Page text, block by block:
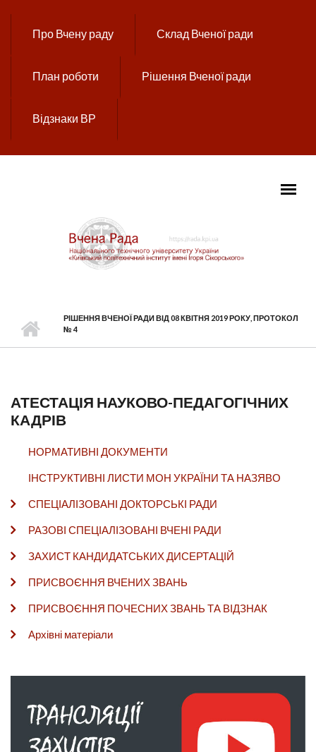
Про Вчену раду Склад Вченої ради
План роботи Рішення Вченої ради
Відзнаки ВР
РІШЕННЯ ВЧЕНОЇ РАДИ ВІД 08 КВІТНЯ 2019 РОКУ, ПРОТОКОЛ
№ 4
АТЕСТАЦІЯ НАУКОВО-ПЕДАГОГІЧНИХ
КАДРІВ
НОРМАТИВНІ ДОКУМЕНТИ
ІНСТРУКТИВНІ ЛИСТИ МОН УКРАЇНИ ТА НАЗЯВО
СПЕЦІАЛІЗОВАНІ ДОКТОРСЬКІ РАДИ
РАЗОВІ СПЕЦІАЛІЗОВАНІ ВЧЕНІ РАДИ
ЗАХИСТ КАНДИДАТСЬКИХ ДИСЕРТАЦІЙ
ПРИСВОЄННЯ ВЧЕНИХ ЗВАНЬ
ПРИСВОЄННЯ ПОЧЕСНИХ ЗВАНЬ ТА ВІДЗНАК
Архівні матеріали